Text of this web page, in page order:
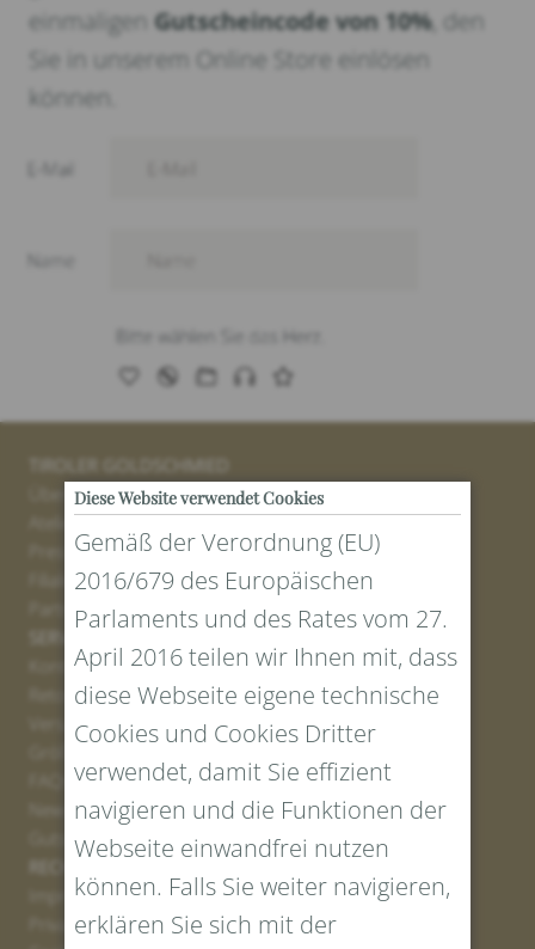
einmaligen Gutscheincode von 10%, den
Sie in unserem Online Store einlösen
können.
TIROLER GOLDSCHMIED
Über uns
Atelier
Presse
Filialen
Partner
SERVICE
Kontakt
Retourenportal
Versand
Newsletter Anmelden
Gutschein erstellen
RECHTLICHES UND DATENSCHUTZ
Impressum
Privacy Policy
Diese Website verwendet Cookies
Gemäß der Verordnung (EU)
2016/679 des Europäischen
Parlaments und des Rates vom 27.
April 2016 teilen wir Ihnen mit, dass
diese Webseite eigene technische
Cookies und Cookies Dritter
verwendet, damit Sie effizient
navigieren und die Funktionen der
Webseite einwandfrei nutzen
können. Falls Sie weiter navigieren,
erklären Sie sich mit der